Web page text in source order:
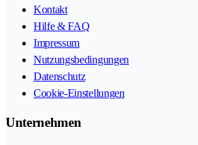
Kontakt
Hilfe & FAQ
Impressum
Nutzungsbedingungen
Datenschutz
Cookie-Einstellungen
Unternehmen